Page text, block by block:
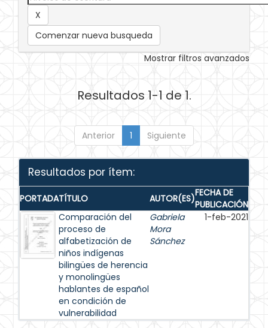
Comenzar nueva busqueda
Mostrar filtros avanzados
Resultados 1-1 de 1.
Anterior 1 Siguiente
Resultados por ítem:
PORTADATÍTULO AUTOR(ES)FECHA DE
PUBLICACIÓN
Comparación del
proceso de
alfabetización de
niños indígenas
bilingües de herencia
y monolingües
hablantes de español
en condición de
vulnerabilidad
Gabriela
Mora
Sánchez
1-feb-2021